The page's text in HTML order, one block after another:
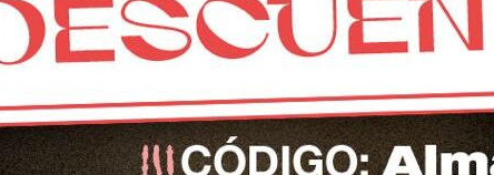
CONTACTO
Mercado municipal de Abastos
de Fuente Obejuna, Córdoba
info@calaveruelaqueseria.com
618 530 555